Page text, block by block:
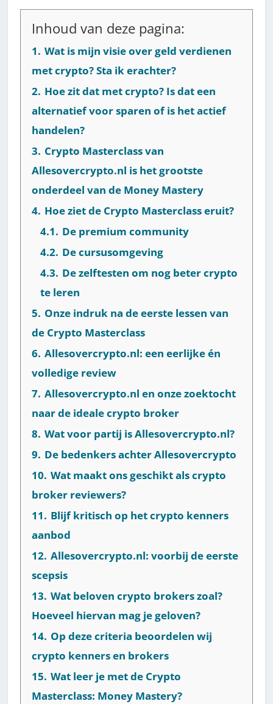
Inhoud van deze pagina:
1. Wat is mijn visie over geld verdienen
met crypto? Sta ik erachter?
2. Hoe zit dat met crypto? Is dat een
alternatief voor sparen of is het actief
handelen?
3. Crypto Masterclass van
Allesovercrypto.nl is het grootste
onderdeel van de Money Mastery
4. Hoe ziet de Crypto Masterclass eruit?
4.1. De premium community
4.2. De cursusomgeving
4.3. De zelftesten om nog beter crypto
te leren
5. Onze indruk na de eerste lessen van
de Crypto Masterclass
6. Allesovercrypto.nl: een eerlijke én
volledige review
7. Allesovercrypto.nl en onze zoektocht
naar de ideale crypto broker
8. Wat voor partij is Allesovercrypto.nl?
9. De bedenkers achter Allesovercrypto
10. Wat maakt ons geschikt als crypto
broker reviewers?
11. Blijf kritisch op het crypto kenners
aanbod
12. Allesovercrypto.nl: voorbij de eerste
scepsis
13. Wat beloven crypto brokers zoal?
Hoeveel hiervan mag je geloven?
14. Op deze criteria beoordelen wij
crypto kenners en brokers
15. Wat leer je met de Crypto
Masterclass: Money Mastery?